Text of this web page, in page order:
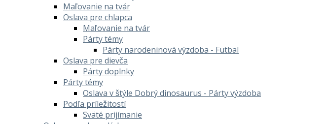
Maľovanie na tvár
Oslava pre chlapca
Maľovanie na tvár
Párty témy
Párty narodeninová výzdoba - Futbal
Oslava pre dievča
Párty doplnky
Párty témy
Oslava v štýle Dobrý dinosaurus - Párty výzdoba
Podľa príležitostí
Sväté prijímanie